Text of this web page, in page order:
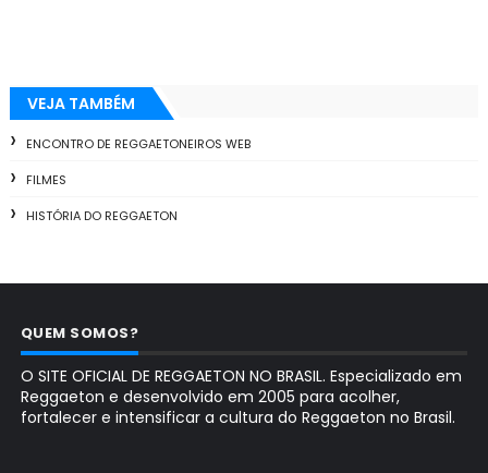
VEJA TAMBÉM
ENCONTRO DE REGGAETONEIROS WEB
FILMES
HISTÓRIA DO REGGAETON
QUEM SOMOS?
O SITE OFICIAL DE REGGAETON NO BRASIL. Especializado em
Reggaeton e desenvolvido em 2005 para acolher,
fortalecer e intensificar a cultura do Reggaeton no Brasil.